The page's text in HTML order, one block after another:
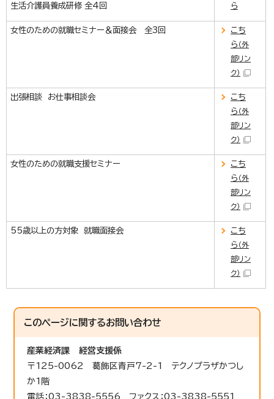
生活介護員養成研修 全4回
ら
女性のための就職セミナー＆面接会 全3回
こち
ら （外
部リン
ク）
出張相談 お仕事相談会
こち
ら （外
部リン
ク）
女性のための就職支援セミナー
こち
ら （外
部リン
ク）
55歳以上の方対象 就職面接会
こち
ら （外
部リン
ク）
このページに関するお問い合わせ
産業経済課
経営支援係
〒125-0062 葛飾区青戸7-2-1 テクノプラザかつし
か1階
電話：03-3838-5556 ファクス：03-3838-5551